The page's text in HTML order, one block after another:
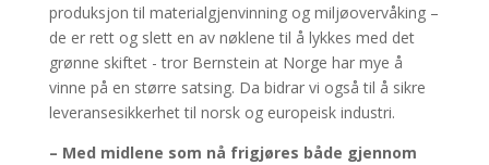
produksjon til materialgjenvinning og miljøovervåking –
de er rett og slett en av nøklene til å lykkes med det
grønne skiftet - tror Bernstein at Norge har mye å
vinne på en større satsing. Da bidrar vi også til å sikre
leveransesikkerhet til norsk og europeisk industri.
– Med midlene som nå frigjøres både gjennom